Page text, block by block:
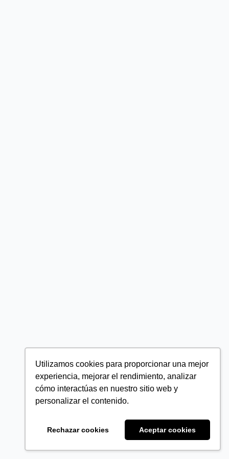
Utilizamos cookies para proporcionar una mejor
experiencia, mejorar el rendimiento, analizar
cómo interactúas en nuestro sitio web y
personalizar el contenido.
Rechazar cookies Aceptar cookies